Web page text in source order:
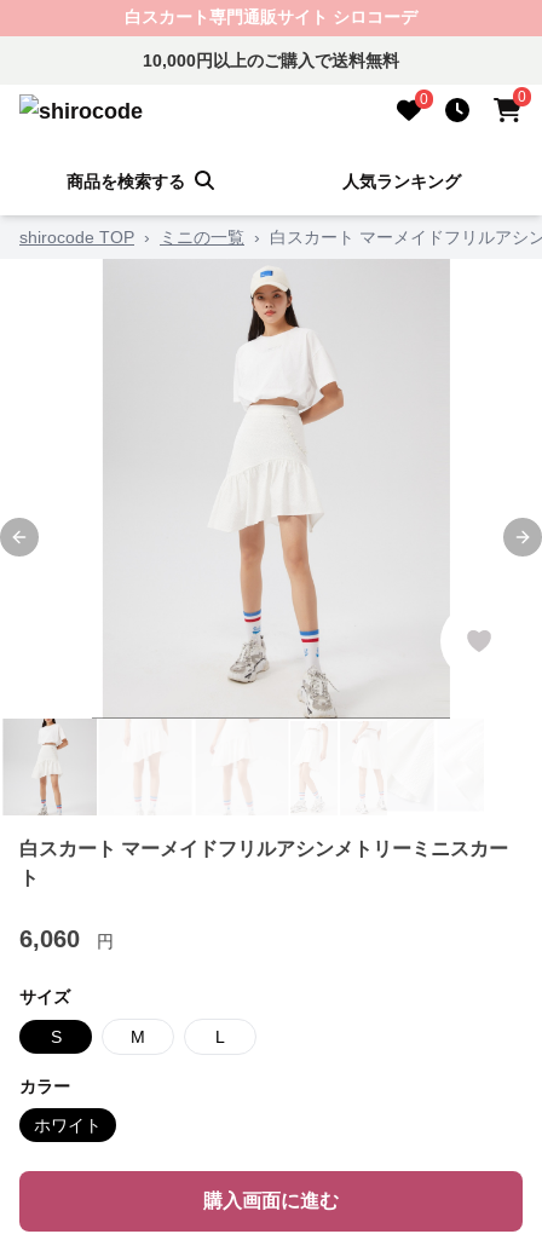
白スカート専門通販サイト シロコーデ
10,000円以上のご購入で送料無料
0 0
商品を検索する 人気ランキング
shirocode TOP › ミニの一覧 › 白スカート マーメイドフリルアシ
Previous slide
白スカート マーメイドフリルアシンメトリーミニスカー
ト
6,060 円
サイズ
S M L
カラー
ホワイト
購入画面に進む